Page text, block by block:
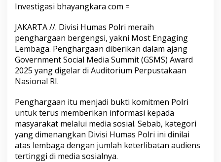
Investigasi bhayangkara com =
JAKARTA //. Divisi Humas Polri meraih
penghargaan bergengsi, yakni Most Engaging
Lembaga. Penghargaan diberikan dalam ajang
Government Social Media Summit (GSMS) Award
2025 yang digelar di Auditorium Perpustakaan
Nasional RI.
Penghargaan itu menjadi bukti komitmen Polri
untuk terus memberikan informasi kepada
masyarakat melalui media sosial. Sebab, kategori
yang dimenangkan Divisi Humas Polri ini dinilai
atas lembaga dengan jumlah keterlibatan audiens
tertinggi di media sosialnya.